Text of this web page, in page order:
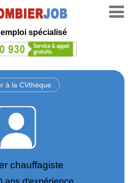
spécialisé
à la CVthèque
chauffagiste